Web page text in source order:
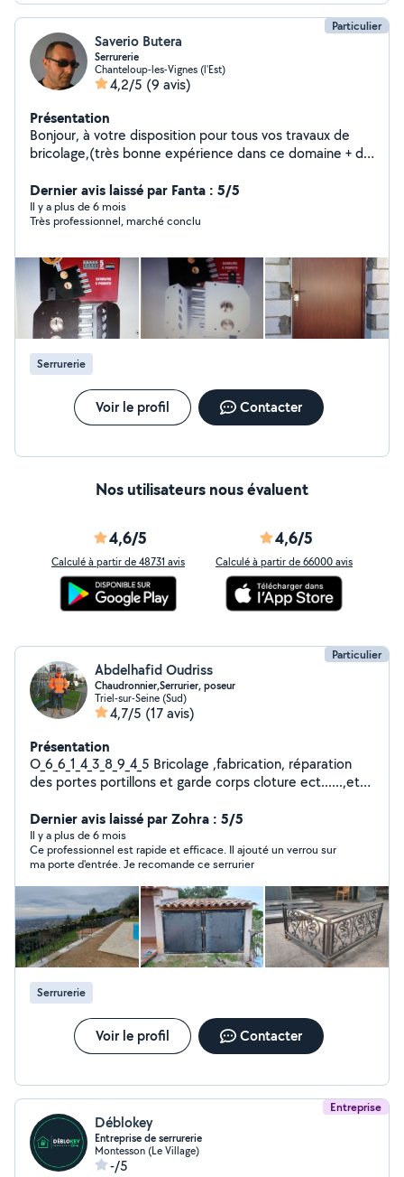
Particulier
Saverio Butera
Serrurerie
Chanteloup-les-Vignes (l'Est)
4,2/5 (9 avis)
Présentation
Bonjour, à votre disposition pour tous vos travaux de
bricolage,(très bonne expérience dans ce domaine + de
pour vos réalisations,n'hésitez pas,à bientôt,merci
Dernier avis laissé par Fanta : 5/5
Il y a plus de 6 mois
Très professionnel, marché conclu
Serrurerie
Voir le profil Contacter
Nos utilisateurs nous évaluent
4,6/5
Calculé à partir de 48731 avis
4,6/5
Calculé à partir de 66000 avis
Particulier
Abdelhafid Oudriss
Chaudronnier,Serrurier, poseur
Triel-sur-Seine (Sud)
4,7/5 (17 avis)
Présentation
O_6_6_1_4_3_8_9_4_5 Bricolage ,fabrication, réparation
des portes portillons et garde corps cloture ect......,et
Dernier avis laissé par Zohra : 5/5
Il y a plus de 6 mois
Ce professionnel est rapide et efficace. Il ajouté un verrou sur
ma porte d'entrée. Je recomande ce serrurier
Serrurerie
Voir le profil Contacter
Entreprise
Déblokey
Entreprise de serrurerie
Montesson (Le Village)
-/5